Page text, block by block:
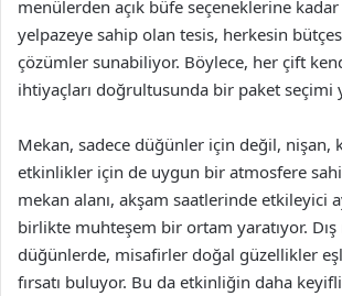
menülerden açık büfe seçeneklerine
yelpazeye sahip olan tesis, herkesin
çözümler sunabiliyor. Böylece, her çift
ihtiyaçları doğrultusunda bir paket seçimi
Mekan, sadece düğünler için değil, nişan,
etkinlikler için de uygun bir atmosfere
mekan alanı, akşam saatlerinde etkileyici
birlikte muhteşem bir ortam yaratıyor. Dış
düğünlerde, misafirler doğal güzellikler
fırsatı buluyor. Bu da etkinliğin daha